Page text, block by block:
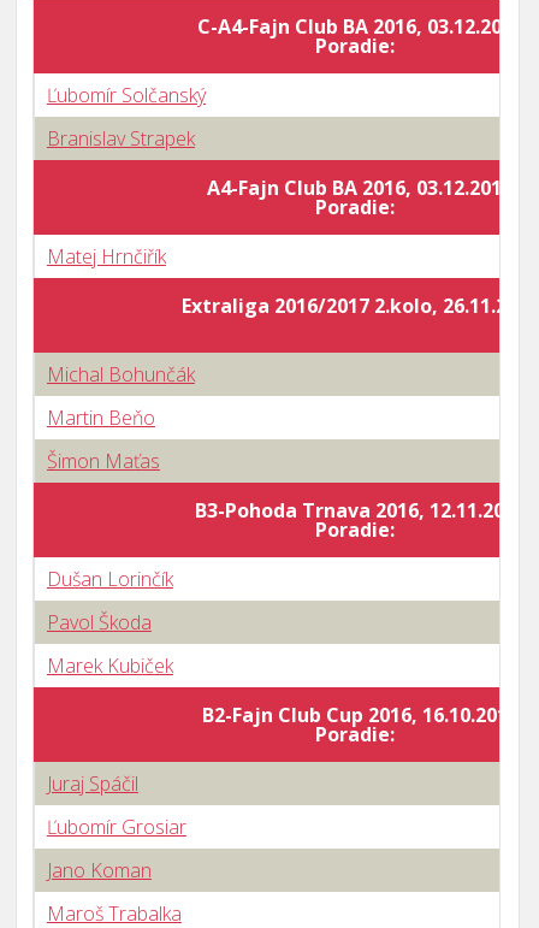
C-A4-Fajn Club BA 2016, 03.12.2016
Poradie:
Ľubomír Solčanský
Branislav Strapek
A4-Fajn Club BA 2016, 03.12.2016
Poradie:
Matej Hrnčiřík
Extraliga 2016/2017 2.kolo, 26.11.2016
Michal Bohunčák
Martin Beňo
Šimon Maťas
B3-Pohoda Trnava 2016, 12.11.2016
Poradie:
Dušan Lorinčík
Pavol Škoda
Marek Kubiček
B2-Fajn Club Cup 2016, 16.10.2016
Poradie:
Juraj Spáčil
Ľubomír Grosiar
Jano Koman
Maroš Trabalka